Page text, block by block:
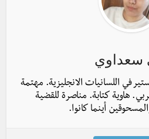
سعداوي
في اللسانيات الانجليزية. مهتمة
هاوية كتابة. مناصرة للقضية
أينما كانوا.